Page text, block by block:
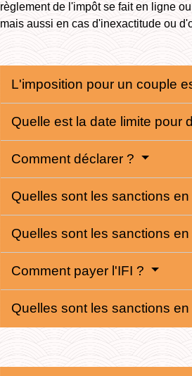
règlement de l'impôt se fait en ligne
mais aussi en cas d'inexactitude ou
L'imposition pour un couple
Quelle est la date limite pour
Comment déclarer ?
Quelles sont les sanctions
Quelles sont les sanctions
Comment payer l'IFI ?
Quelles sont les sanctions